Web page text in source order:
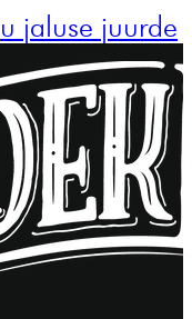
jaluse juurde